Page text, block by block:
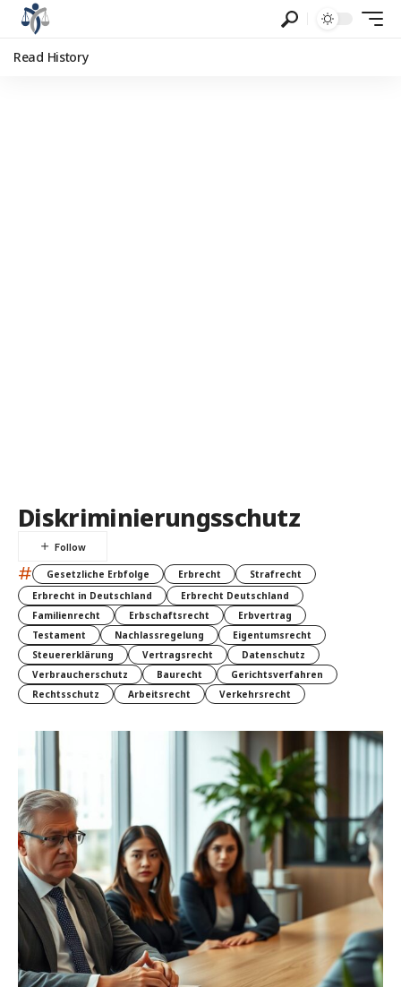
Read History
Diskriminierungsschutz
# Gesetzliche Erbfolge Erbrecht
Strafrecht
Erbrecht in Deutschland
Erbrecht Deutschland
Familienrecht
Erbschaftsrecht
Erbvertrag
Testament
Nachlassregelung
Eigentumsrecht
Steuererklärung
Vertragsrecht
Datenschutz
Verbraucherschutz
Baurecht
Gerichtsverfahren
Rechtsschutz
Arbeitsrecht Verkehrsrecht